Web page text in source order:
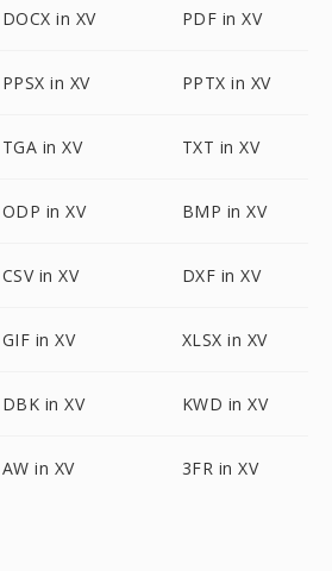
DOCX in XV PDF in XV
PPSX in XV PPTX in XV
TGA in XV TXT in XV
ODP in XV BMP in XV
CSV in XV DXF in XV
GIF in XV XLSX in XV
DBK in XV KWD in XV
AW in XV 3FR in XV